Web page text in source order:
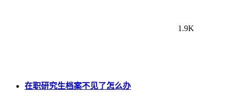
1.9K
在职研究生档案不见了怎么办